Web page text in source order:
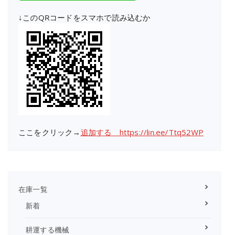
↓このQRコードをスマホで読み込むか
ここをクリック→ 追加する https://lin.ee/Ttq52WP
在庫一覧
新着
耕運する機械